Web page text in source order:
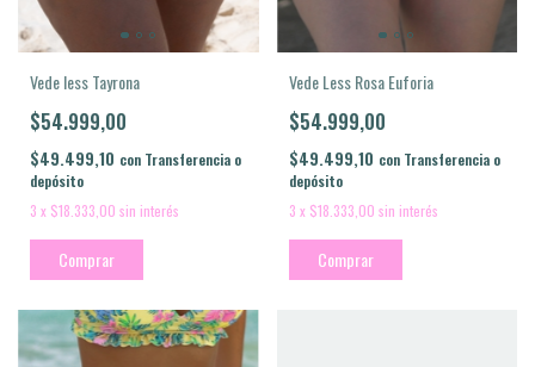
Vede less Tayrona
$54.999,00
$49.499,10 con Transferencia o
depósito
3 x $18.333,00 sin interés
Comprar
Vede Less Rosa Euforia
$54.999,00
$49.499,10 con Transferencia o
depósito
3 x $18.333,00 sin interés
Comprar